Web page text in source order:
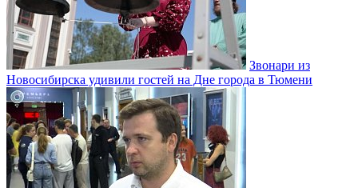
Звонари из
Новосибирска удивили гостей на Дне города в Тюмени